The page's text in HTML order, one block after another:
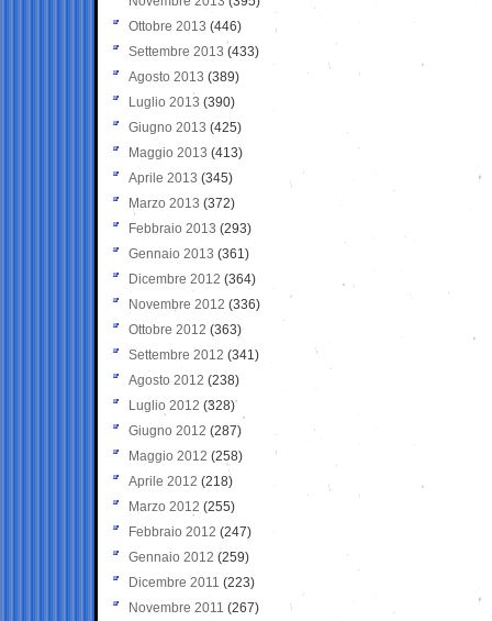
Ottobre 2013 (446)
Settembre 2013 (433)
Agosto 2013 (389)
Luglio 2013 (390)
Giugno 2013 (425)
Maggio 2013 (413)
Aprile 2013 (345)
Marzo 2013 (372)
Febbraio 2013 (293)
Gennaio 2013 (361)
Dicembre 2012 (364)
Novembre 2012 (336)
Ottobre 2012 (363)
Settembre 2012 (341)
Agosto 2012 (238)
Luglio 2012 (328)
Giugno 2012 (287)
Maggio 2012 (258)
Aprile 2012 (218)
Marzo 2012 (255)
Febbraio 2012 (247)
Gennaio 2012 (259)
Dicembre 2011 (223)
Novembre 2011 (267)